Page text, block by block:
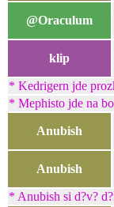
@Oraculum
klip
* Kedrigern jde
* Mephisto jde na
Anubish
Anubish
* Anubish si d?v?